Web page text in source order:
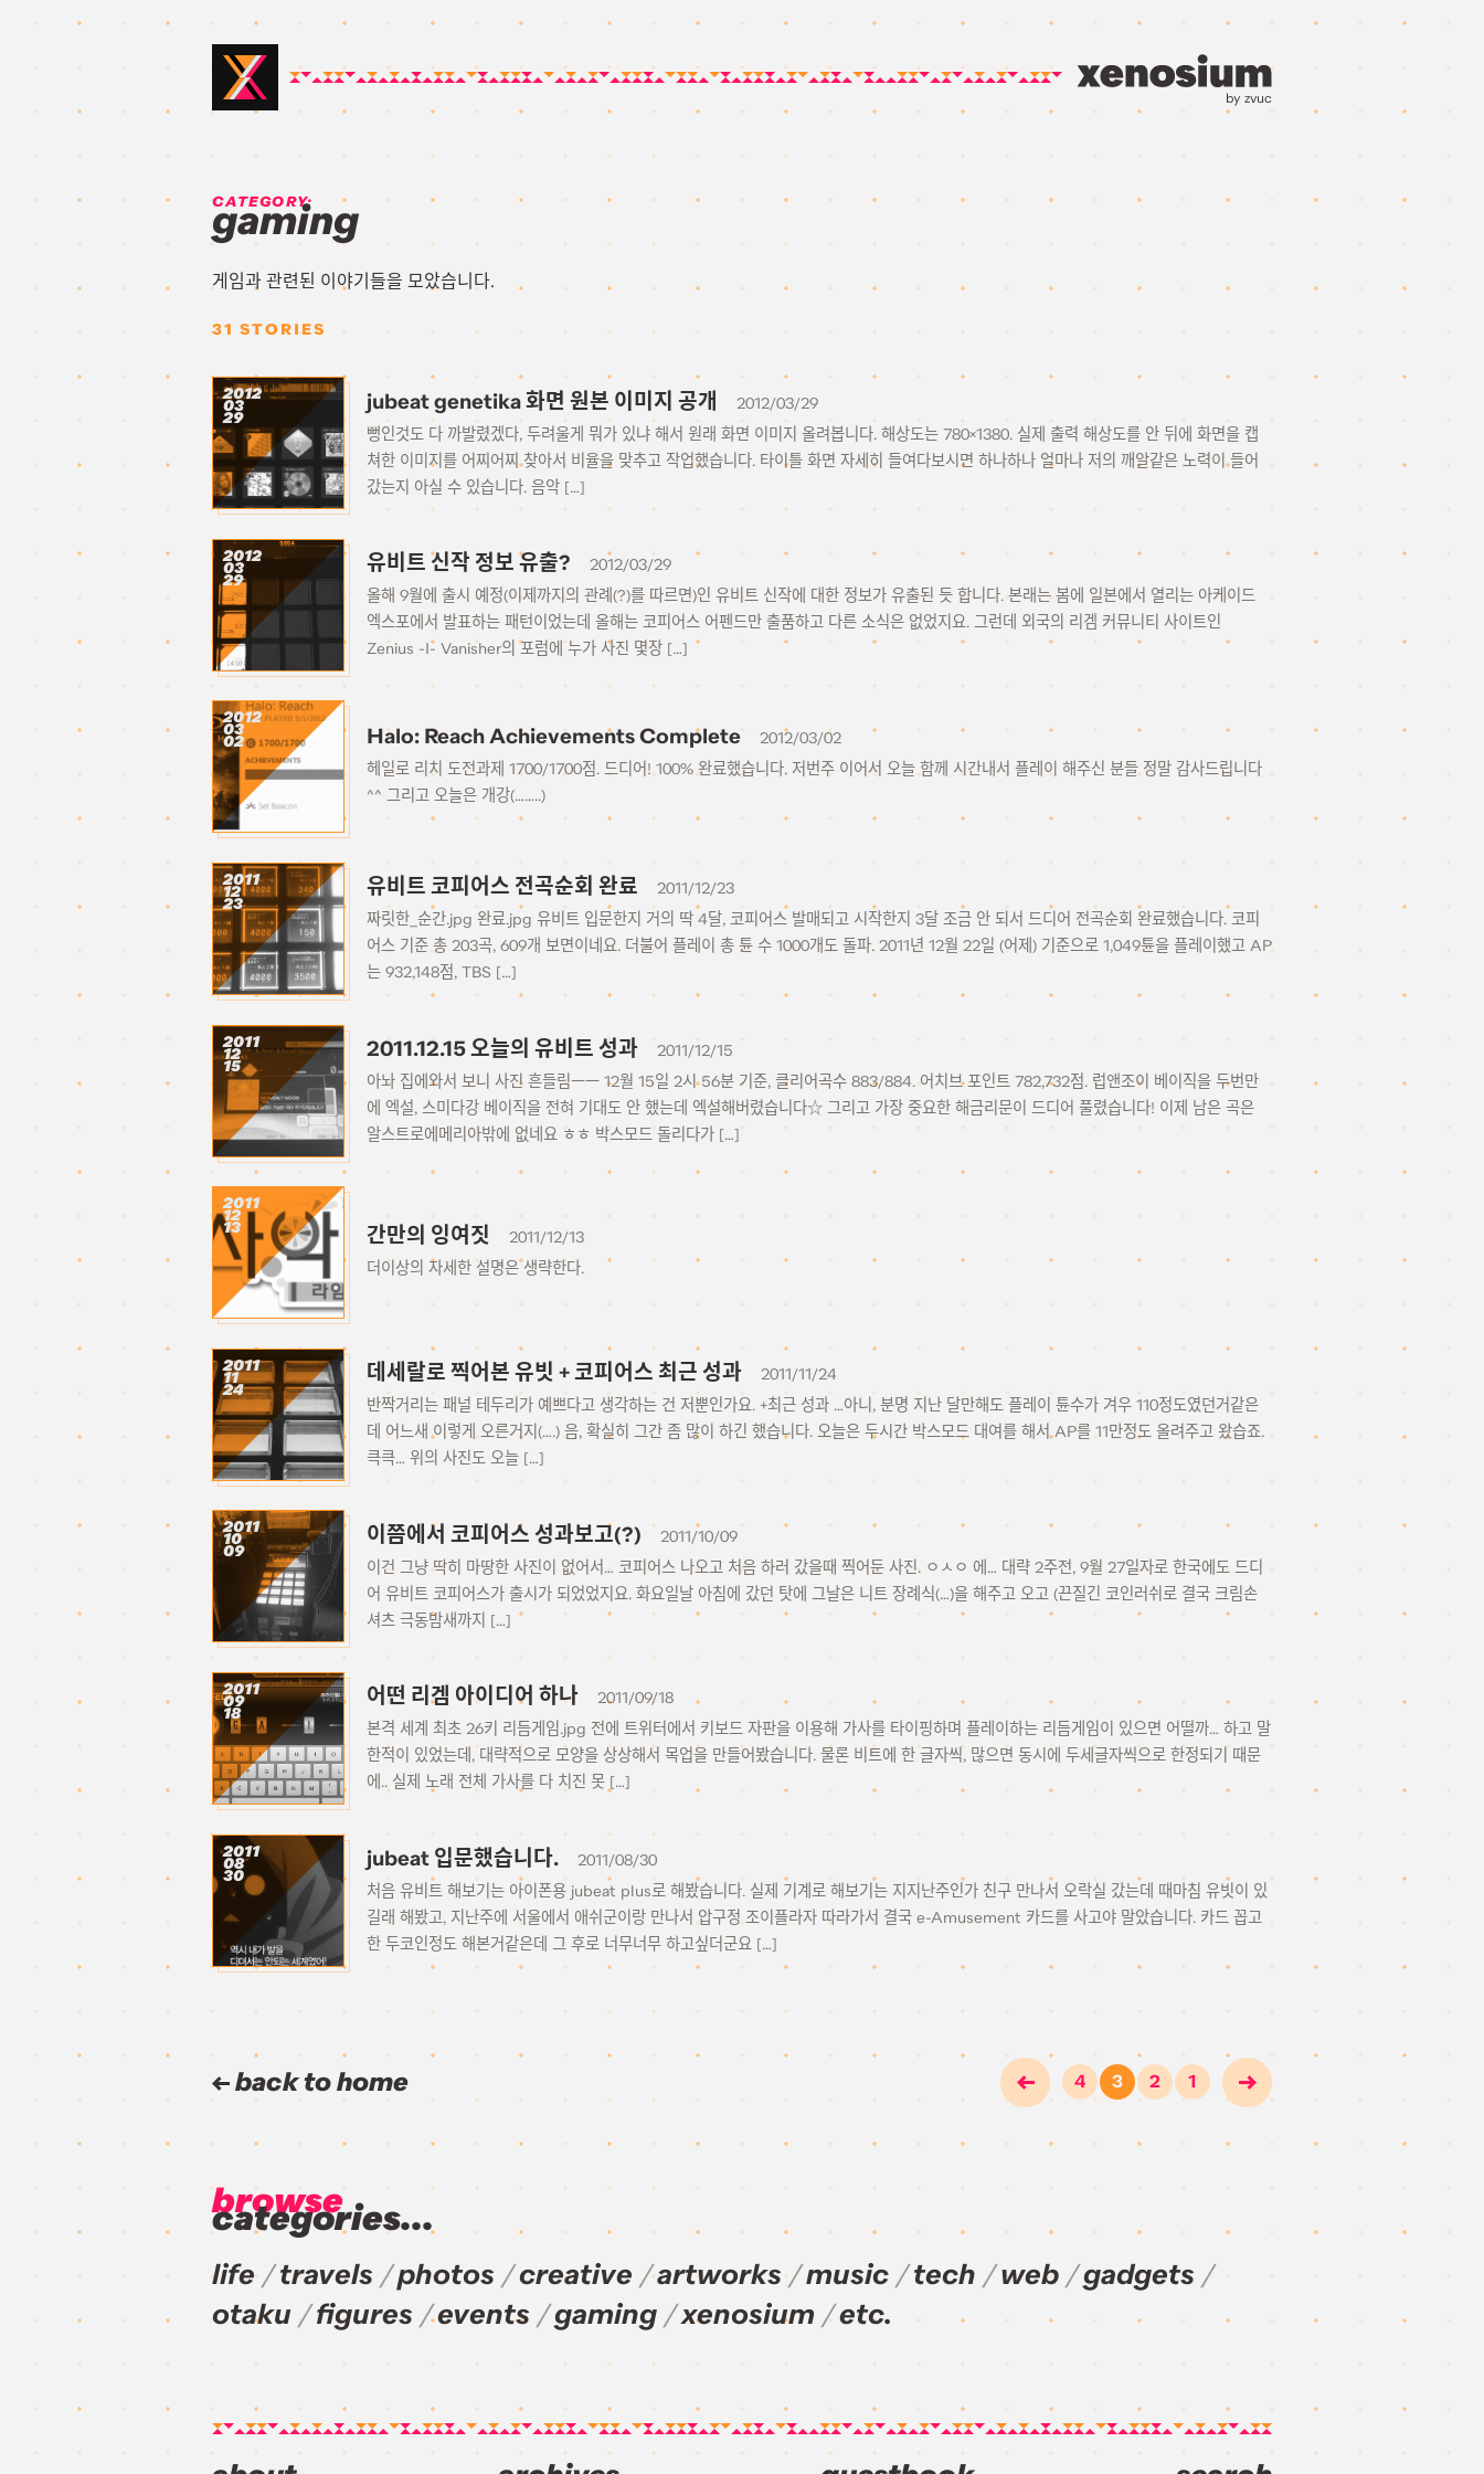
by zvuc
CATEGORY:
gaming
게임과 관련된 이야기들을 모았습니다.
31 STORIES
2012
03
29
jubeat genetika 화면 원본 이미지 공개
2012/03/29
뻥인것도 다 까발렸겠다, 두려울게 뭐가 있냐 해서 원래 화면 이미지 올려봅니다. 해상도는 780×1380. 실제 출력 해상도를 안 뒤에 화면을 캡
쳐한 이미지를 어찌어찌 찾아서 비율을 맞추고 작업했습니다. 타이틀 화면 자세히 들여다보시면 하나하나 얼마나 저의 깨알같은 노력이 들어
갔는지 아실 수 있습니다. 음악 […]
2012
03
29
유비트 신작 정보 유출?
2012/03/29
올해 9월에 출시 예정(이제까지의 관례(?)를 따르면)인 유비트 신작에 대한 정보가 유출된 듯 합니다. 본래는 봄에 일본에서 열리는 아케이드
엑스포에서 발표하는 패턴이었는데 올해는 코피어스 어펜드만 출품하고 다른 소식은 없었지요. 그런데 외국의 리겜 커뮤니티 사이트인
Zenius -I- Vanisher의 포럼에 누가 사진 몇장 […]
2012
03
02 Halo: Reach Achievements Complete
2012/03/02
헤일로 리치 도전과제 1700/1700점. 드디어! 100% 완료했습니다. 저번주 이어서 오늘 함께 시간내서 플레이 해주신 분들 정말 감사드립니다
^^ 그리고 오늘은 개강(……..)
2011
12
23
유비트 코피어스 전곡순회 완료
2011/12/23
짜릿한_순간.jpg 완료.jpg 유비트 입문한지 거의 딱 4달, 코피어스 발매되고 시작한지 3달 조금 안 되서 드디어 전곡순회 완료했습니다. 코피
어스 기준 총 203곡, 609개 보면이네요. 더불어 플레이 총 튠 수 1000개도 돌파. 2011년 12월 22일 (어제) 기준으로 1,049튠을 플레이했고 AP
는 932,148점, TBS […]
2011
12
15
2011.12.15 오늘의 유비트 성과
2011/12/15
아놔 집에와서 보니 사진 흔들림ㅡㅡ 12월 15일 2시 56분 기준, 클리어곡수 883/884. 어치브 포인트 782,732점. 럽앤조이 베이직을 두번만
에 엑설, 스미다강 베이직을 전혀 기대도 안 했는데 엑설해버렸습니다☆ 그리고 가장 중요한 해금리문이 드디어 풀렸습니다! 이제 남은 곡은
알스트로에메리아밖에 없네요 ㅎㅎ 박스모드 돌리다가 […]
2011
12
13 간만의 잉여짓
2011/12/13
더이상의 자세한 설명은 생략한다.
2011
11
24
데세랄로 찍어본 유빗 + 코피어스 최근 성과
2011/11/24
반짝거리는 패널 테두리가 예쁘다고 생각하는 건 저뿐인가요. +최근 성과 …아니, 분명 지난 달만해도 플레이 튠수가 겨우 110정도였던거같은
데 어느새 이렇게 오른거지(….) 음, 확실히 그간 좀 많이 하긴 했습니다. 오늘은 두시간 박스모드 대여를 해서 AP를 11만정도 올려주고 왔습죠.
큭큭… 위의 사진도 오늘 […]
2011
10
09
이쯤에서 코피어스 성과보고(?)
2011/10/09
이건 그냥 딱히 마땅한 사진이 없어서… 코피어스 나오고 처음 하러 갔을때 찍어둔 사진. ㅇㅅㅇ 에… 대략 2주전, 9월 27일자로 한국에도 드디
어 유비트 코피어스가 출시가 되었었지요. 화요일날 아침에 갔던 탓에 그날은 니트 장례식(…)을 해주고 오고 (끈질긴 코인러쉬로 결국 크림손
셔츠 극동밤새까지 […]
2011
09
18
어떤 리겜 아이디어 하나
2011/09/18
본격 세계 최초 26키 리듬게임.jpg 전에 트위터에서 키보드 자판을 이용해 가사를 타이핑하며 플레이하는 리듬게임이 있으면 어떨까… 하고 말
한적이 있었는데, 대략적으로 모양을 상상해서 목업을 만들어봤습니다. 물론 비트에 한 글자씩, 많으면 동시에 두세글자씩으로 한정되기 때문
에.. 실제 노래 전체 가사를 다 치진 못 […]
2011
08
30
jubeat 입문했습니다.
2011/08/30
처음 유비트 해보기는 아이폰용 jubeat plus로 해봤습니다. 실제 기계로 해보기는 지지난주인가 친구 만나서 오락실 갔는데 때마침 유빗이 있
길래 해봤고, 지난주에 서울에서 애쉬군이랑 만나서 압구정 조이플라자 따라가서 결국 e-Amusement 카드를 사고야 말았습니다. 카드 꼽고
한 두코인정도 해본거같은데 그 후로 너무너무 하고싶더군요 […]
1
2
3
4
back to home
browse
categories...
life travels photos creative artworks music tech web
gadgets
otaku
figures events gaming xenosium etc.